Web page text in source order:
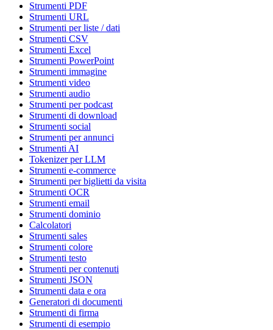
Strumenti PDF
Strumenti URL
Strumenti per liste / dati
Strumenti CSV
Strumenti Excel
Strumenti PowerPoint
Strumenti immagine
Strumenti video
Strumenti audio
Strumenti per podcast
Strumenti di download
Strumenti social
Strumenti per annunci
Strumenti AI
Tokenizer per LLM
Strumenti e-commerce
Strumenti per biglietti da visita
Strumenti OCR
Strumenti email
Strumenti dominio
Calcolatori
Strumenti sales
Strumenti colore
Strumenti testo
Strumenti per contenuti
Strumenti JSON
Strumenti data e ora
Generatori di documenti
Strumenti di firma
Strumenti di esempio